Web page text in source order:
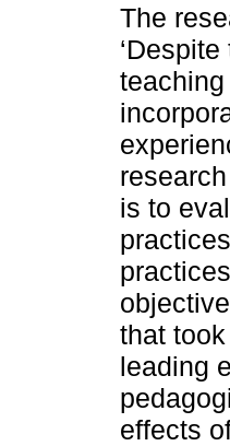
The
is to
that
leading
effects